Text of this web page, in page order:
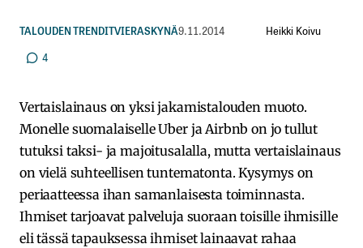
TALOUDEN TRENDITVIERASKYNÄ9.11.2014
Heikki Koivu
4
Vertaislainaus on yksi jakamistalouden muoto.
Monelle suomalaiselle Uber ja Airbnb on jo tullut
tutuksi taksi- ja majoitusalalla, mutta vertaislainaus
on vielä suhteellisen tuntematonta.Kysymys on
periaatteessa ihan samanlaisesta toiminnasta.
Ihmiset tarjoavat palveluja suoraan toisille ihmisille
eli tässä tapauksessa ihmiset lainaavat rahaa